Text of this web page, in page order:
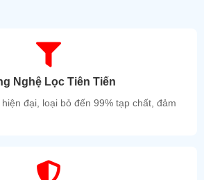
Nghệ Lọc Tiên Tiến
đại, loại bỏ đến 99% tạp chất, đảm